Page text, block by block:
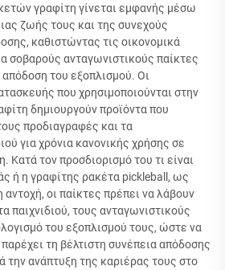
γραφίτη γίνεται εμφανής μέσω
ζωής τους και της συνεχούς
καθιστώντας τις οικονομικά
σοβαρούς ανταγωνιστικούς παίκτες
απόδοση του εξοπλισμού. Οι
που χρησιμοποιούνται στην
δημιουργούν προϊόντα που
προδιαγραφές και τα
για χρόνια κανονικής χρήσης σε
Κατά τον προσδιορισμό του τι είναι
ή η γραφίτης ρακέτα pickleball, ως
οι παίκτες πρέπει να λάβουν
παιχνιδιού, τους ανταγωνιστικούς
του εξοπλισμού τους, ώστε να
τη βέλτιστη συνέπεια απόδοσης
την ανάπτυξη της καριέρας τους στο